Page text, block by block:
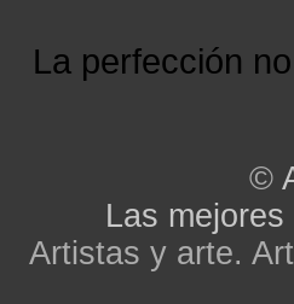
La perfección
©
Las
Artistas y arte.